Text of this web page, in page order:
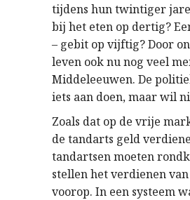
tijdens hun twintiger
bij het eten op dertig?
– gebit op vijftig? Door
leven ook nu nog veel
Middeleeuwen. De
iets aan doen, maar wil
Zoals dat op de vrije
de tandarts geld
tandartsen moeten
stellen het verdienen
voorop. In een systeem